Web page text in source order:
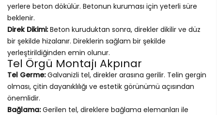
yerlere beton dökülür. Betonun kuruması için yeterli süre
beklenir.
Direk Dikimi:Beton kuruduktan sonra, direkler dikilir ve düz
bir şekilde hizalanır. Direklerin sağlam bir şekilde
yerleştirildiğinden emin olunur.
Tel Örgü Montajı Akpınar
Tel Germe:Galvanizli tel, direkler arasına gerilir. Telin gergin
olması, çitin dayanıklılığı ve estetik görünümü açısından
önemlidir.
Bağlama:Gerilen tel, direklere bağlama elemanları ile